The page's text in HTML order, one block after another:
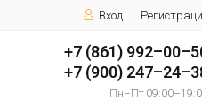
Вход
+7 (861)
+7 (900)
Пн–Пт